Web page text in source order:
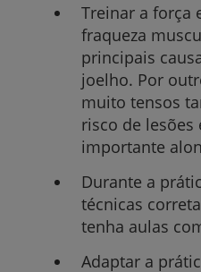
Treinar a força
fraqueza
principais
joelho. Por
muito tensos
risco de lesões
importante
Durante a
técnicas
tenha aulas
Adaptar a